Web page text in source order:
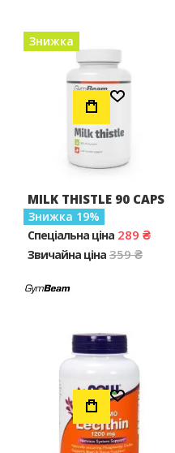
Додати до Списку Бажань
Знижка
MILK THISTLE 90 CAPS
Знижка 19
Спеціальна ціна 289 ₴
Звичайна ціна 359 ₴
Додати до Списку Бажань